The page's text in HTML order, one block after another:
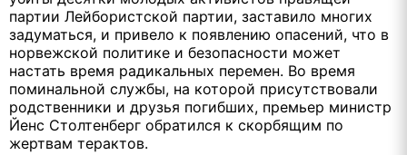
партии Лейбористской партии, заставило многих
задуматься, и привело к появлению опасений, что в
норвежской политике и безопасности может
настать время радикальных перемен. Во время
поминальной службы, на которой присутствовали
родственники и друзья погибших, премьер министр
Йенс Столтенберг обратился к скорбящим по
жертвам терактов.